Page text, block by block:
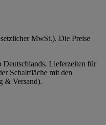
MwSt.). Die Preise
Lieferzeiten für
Schaltfläche mit den
& Versand).